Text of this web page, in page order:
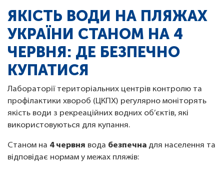
ЯКІСТЬ ВОДИ НА ПЛЯЖАХ
УКРАЇНИ СТАНОМ НА 4
ЧЕРВНЯ: ДЕ БЕЗПЕЧНО
КУПАТИСЯ
Лабораторії територіальних центрів контролю та
профілактики хвороб (ЦКПХ) регулярно моніторять
якість води з рекреаційних водних об’єктів, які
використовуються для купання.
Станом на 4 червня вода безпечна для населення та
відповідає нормам у межах пляжів: